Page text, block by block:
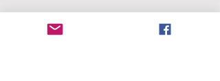
שחר אמאנו אתה הולך איתי